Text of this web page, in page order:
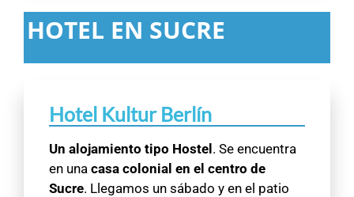
HOTEL EN SUCRE
Hotel Kultur Berlín
Un alojamiento tipo Hostel. Se encuentra
en una casa colonial en el centro de
Sucre. Llegamos un sábado y en el patio